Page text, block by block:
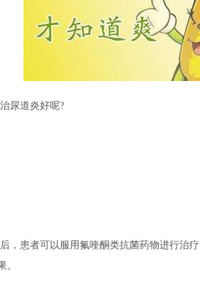
道炎好呢?
患者可以服用氟喹酮类抗菌药物进行治疗
。